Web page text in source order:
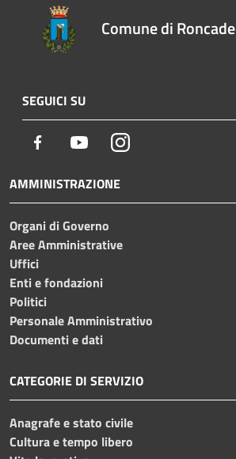
Comune di Roncade
SEGUICI SU
Facebook YoutubeInstagram
AMMINISTRAZIONE
Organi di Governo
Aree Amministrative
Uffici
Enti e fondazioni
Politici
Personale Amministrativo
Documenti e dati
CATEGORIE DI SERVIZIO
Anagrafe e stato civile
Cultura e tempo libero